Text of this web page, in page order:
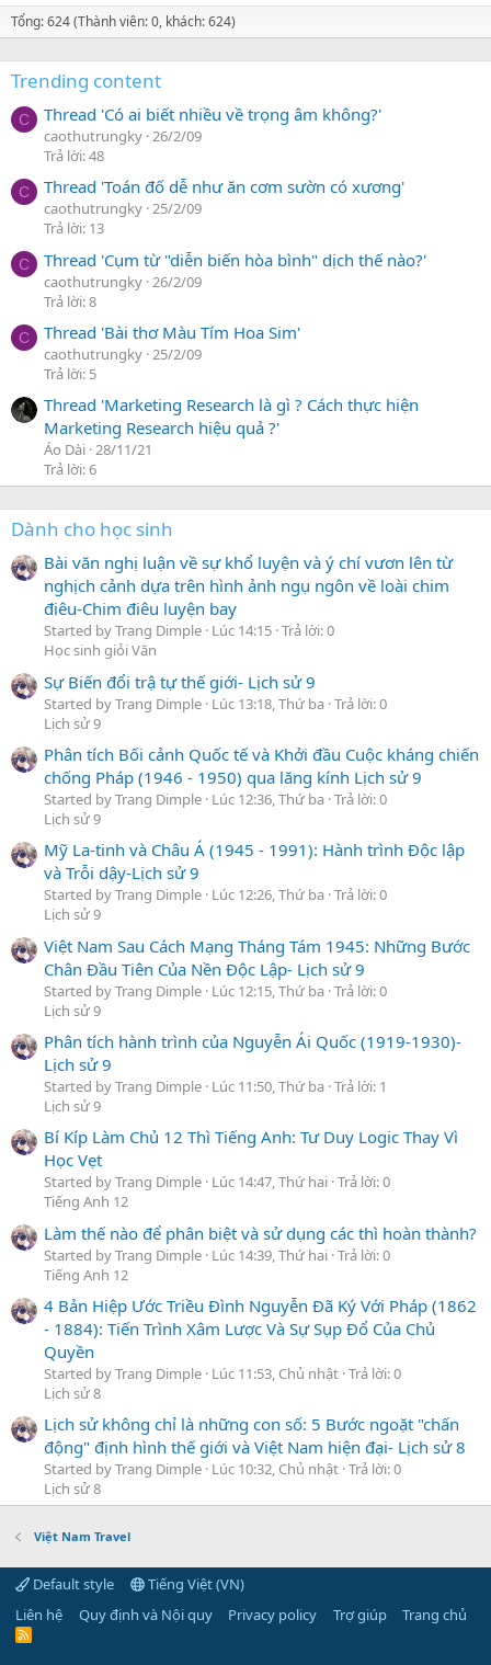
Tổng: 624 (Thành viên: 0, khách: 624)
Trending content
C Thread 'Có ai biết nhiều về trọng âm không?'
caothutrungky 26/2/09
Trả lời: 48
C Thread 'Toán đố dễ như ăn cơm sườn có xương'
caothutrungky 25/2/09
Trả lời: 13
C Thread 'Cụm từ "diễn biến hòa bình" dịch thế nào?'
caothutrungky 26/2/09
Trả lời: 8
C Thread 'Bài thơ Màu Tím Hoa Sim'
caothutrungky 25/2/09
Trả lời: 5
Thread 'Marketing Research là gì ? Cách thực hiện
Marketing Research hiệu quả ?'
Áo Dài 28/11/21
Trả lời: 6
Dành cho học sinh
Bài văn nghị luận về sự khổ luyện và ý chí vươn lên từ
nghịch cảnh dựa trên hình ảnh ngụ ngôn về loài chim
điêu-Chim điêu luyện bay
Started by Trang Dimple Lúc 14:15 Trả lời: 0
Học sinh giỏi Văn
Sự Biến đổi trậ tự thế giới- Lịch sử 9
Started by Trang Dimple Lúc 13:18, Thứ ba Trả lời: 0
Lịch sử 9
Phân tích Bối cảnh Quốc tế và Khởi đầu Cuộc kháng chiến
chống Pháp (1946 - 1950) qua lăng kính Lịch sử 9
Started by Trang Dimple Lúc 12:36, Thứ ba Trả lời: 0
Lịch sử 9
Mỹ La-tinh và Châu Á (1945 - 1991): Hành trình Độc lập
và Trỗi dậy-Lịch sử 9
Started by Trang Dimple Lúc 12:26, Thứ ba Trả lời: 0
Lịch sử 9
Việt Nam Sau Cách Mạng Tháng Tám 1945: Những Bước
Chân Đầu Tiên Của Nền Độc Lập- Lịch sử 9
Started by Trang Dimple Lúc 12:15, Thứ ba Trả lời: 0
Lịch sử 9
Phân tích hành trình của Nguyễn Ái Quốc (1919-1930)-
Lịch sử 9
Started by Trang Dimple Lúc 11:50, Thứ ba Trả lời: 1
Lịch sử 9
Bí Kíp Làm Chủ 12 Thì Tiếng Anh: Tư Duy Logic Thay Vì
Học Vẹt
Started by Trang Dimple Lúc 14:47, Thứ hai Trả lời: 0
Tiếng Anh 12
Làm thế nào để phân biệt và sử dụng các thì hoàn thành?
Started by Trang Dimple Lúc 14:39, Thứ hai Trả lời: 0
Tiếng Anh 12
4 Bản Hiệp Ước Triều Đình Nguyễn Đã Ký Với Pháp (1862
- 1884): Tiến Trình Xâm Lược Và Sự Sụp Đổ Của Chủ
Quyền
Started by Trang Dimple Lúc 11:53, Chủ nhật Trả lời: 0
Lịch sử 8
Lịch sử không chỉ là những con số: 5 Bước ngoặt "chấn
động" định hình thế giới và Việt Nam hiện đại- Lịch sử 8
Started by Trang Dimple Lúc 10:32, Chủ nhật Trả lời: 0
Lịch sử 8
Việt Nam Travel
Default style
Tiếng Việt (VN)
Liên hệ
Quy định và Nội quy Privacy policy Trợ giúp Trang chủ
R